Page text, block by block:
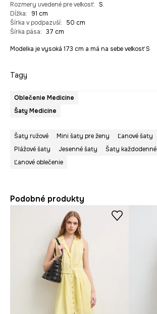
Rozmery uvedené pre veľkosť: S.
Dĺžka:
91 cm
Šírka v podpazuší:
50 cm
Šírka pása: 37 cm
Modelka je vysoká 173 cm a má na sebe veľkosť S
Tagy
Oblečenie Medicine
Šaty Medicine
Šaty ružové Mini šaty pre ženy Ľanové šaty
Plážové šaty
Jesenné šaty
Šaty každodenné
Ľanové oblečenie
Podobné produkty